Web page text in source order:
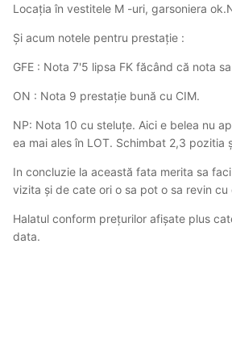
Locația în vestitele M -uri, garsoniera
Și acum notele pentru prestație :
GFE : Nota 7'5 lipsa FK făcând că nota
ON : Nota 9 prestație bună cu CIM.
NP: Nota 10 cu steluțe. Aici e belea nu
ea mai ales în LOT. Schimbat 2,3 pozitia
In concluzie la această fata merita sa
vizita și de cate ori o sa pot o sa revin cu
Halatul conform prețurilor afișate plus
data.